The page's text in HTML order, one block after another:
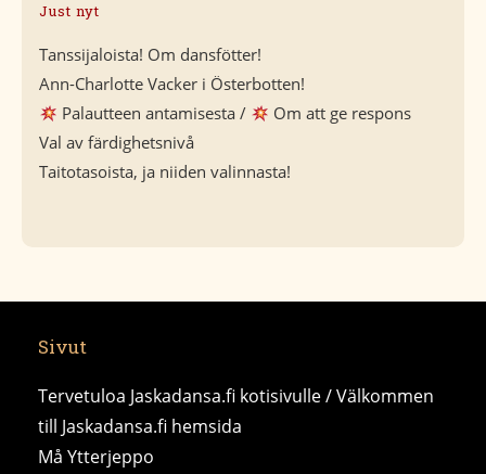
Just nyt
Tanssijaloista! Om dansfötter!
Ann-Charlotte Vacker i Österbotten!
Palautteen antamisesta /
Om att ge respons
Val av färdighetsnivå
Taitotasoista, ja niiden valinnasta!
Sivut
Tervetuloa Jaskadansa.fi kotisivulle / Välkommen
till Jaskadansa.fi hemsida
Må Ytterjeppo